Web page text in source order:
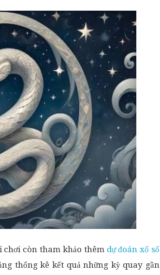
chơi còn tham khảo thêm dự đoán xổ số
thống kê kết quả những kỳ quay gần